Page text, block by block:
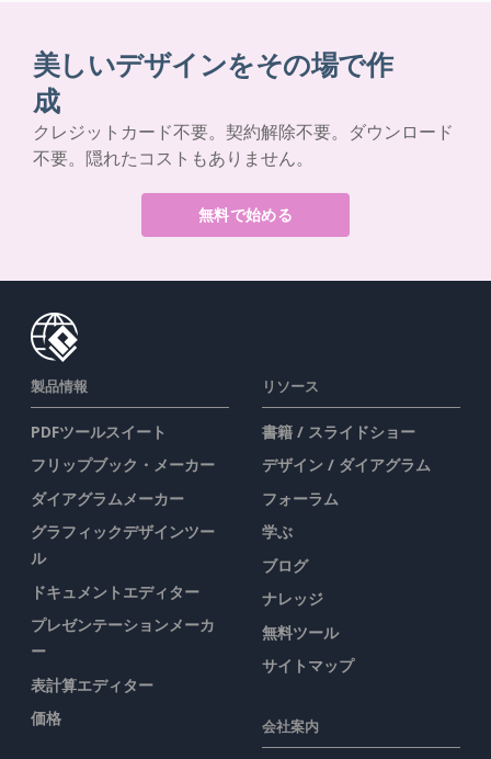
美しいデザインをその場で作
成
クレジットカード不要。契約解除不要。ダウンロード
不要。隠れたコストもありません。
無料で始める
製品情報
PDFツールスイート
フリップブック・メーカー
ダイアグラムメーカー
グラフィックデザインツー
ル
ドキュメントエディター
プレゼンテーションメーカ
ー
表計算エディター
価格
リソース
書籍 / スライドショー
デザイン / ダイアグラム
フォーラム
学ぶ
ブログ
ナレッジ
無料ツール
サイトマップ
会社案内